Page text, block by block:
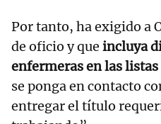
Por tanto, ha exigido a
de oficio y que incluya
enfermeras en las
se ponga en contacto
entregar el título